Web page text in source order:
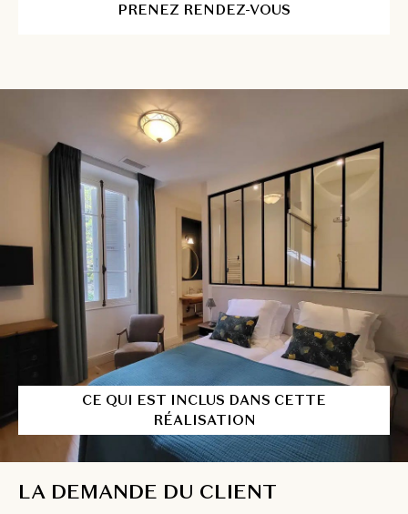
PRENEZ RENDEZ-VOUS
CE QUI EST INCLUS DANS CETTE
RÉALISATION
LA DEMANDE DU CLIENT